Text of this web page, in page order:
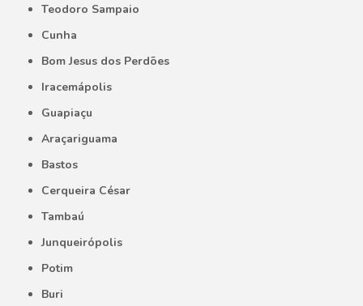
Teodoro Sampaio
Cunha
Bom Jesus dos Perdões
Iracemápolis
Guapiaçu
Araçariguama
Bastos
Cerqueira César
Tambaú
Junqueirópolis
Potim
Buri